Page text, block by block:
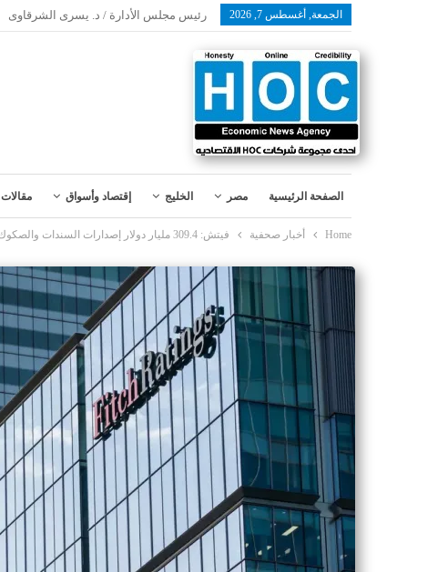
الجمعة, أغسطس 7, 2026 رئيس مجلس الأدارة / د. يسرى الشرقاوى
الصفحة الرئيسية مصر الخليج إقتصاد وأسواق مقالات
Home أخبار صحفية فيتش: 309.4 مليار دولار إصدارات السندات والصكوك في الإمارات